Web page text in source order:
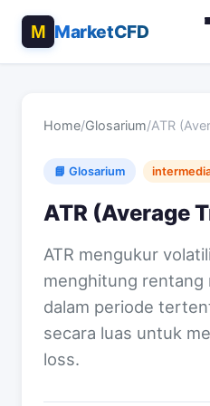
MarketCFD
Home/Glosarium/ATR
📘 Glosarium
ATR (Average
ATR mengukur
menghitung rentang
dalam periode
secara luas untuk
loss.